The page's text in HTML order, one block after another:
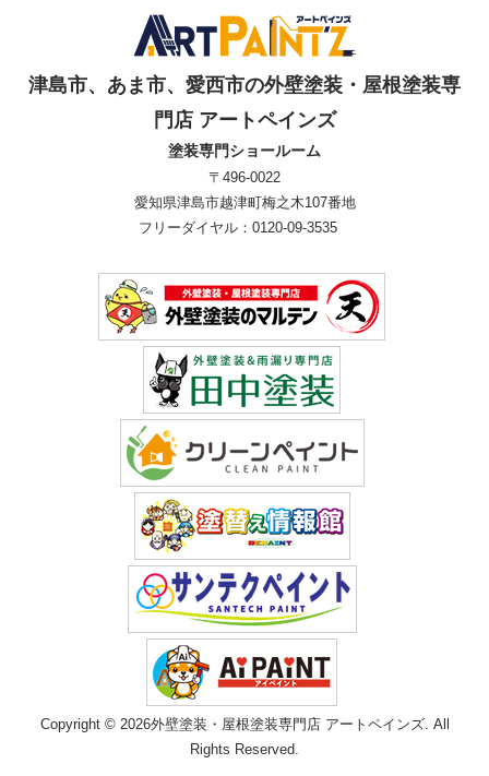
津島市、あま市、愛西市の外壁塗装・屋根塗装専
門店 アートペインズ
塗装専門ショールーム
〒496-0022
愛知県津島市越津町梅之木107番地
フリーダイヤル：0120-09-3535
Copyright © 2026外壁塗装・屋根塗装専門店 アートペインズ. All
Rights Reserved.